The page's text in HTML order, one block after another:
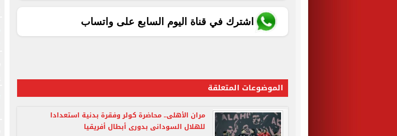
اشترك في قناة اليوم السابع على واتساب
الموضوعات المتعلقة
مران الأهلى.. محاضرة كولر وفقرة بدنية استعدادا
للهلال السودانى بدورى أبطال أفريقيا